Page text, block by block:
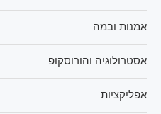
אמנות ובמה
אסטרולוגיה והורוסקופ
אפליקציות